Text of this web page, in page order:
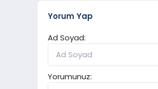
Yorum Yap
Ad Soyad:
Yorumunuz: